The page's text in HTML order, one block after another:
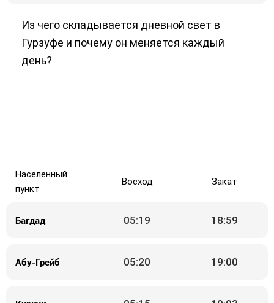
Из чего складывается дневной свет в
Гурзуфе и почему он меняется каждый
день?
Населённый
пункт
Восход Закат
Багдад 05:19 18:59
Абу-Грейб 05:20 19:00